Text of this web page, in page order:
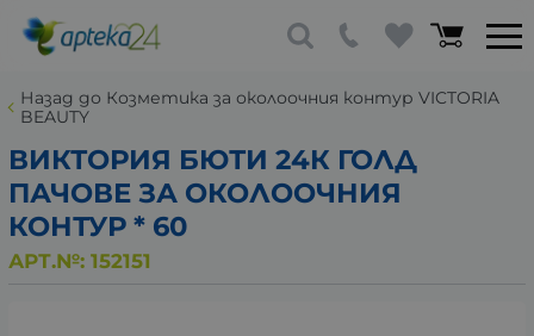
Назад до Козметика за околоочния контур VICTORIA
BEAUTY
ВИКТОРИЯ БЮТИ 24К ГОЛД
ПАЧОВЕ ЗА ОКОЛООЧНИЯ
КОНТУР * 60
АРТ.№: 152151